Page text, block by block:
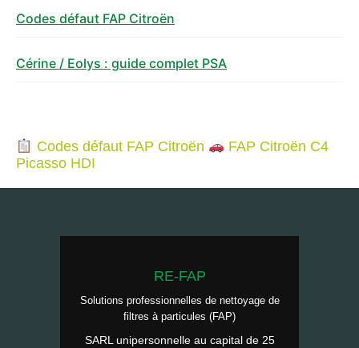
Codes défaut FAP Citroën
Cérine / Eolys : guide complet PSA
Codes défaut FAP Citroën
FAP Citroën C4
Picasso HDI
RE-FAP
Solutions professionnelles de nettoyage de
filtres à particules (FAP)
SARL unipersonnelle au capital de 25